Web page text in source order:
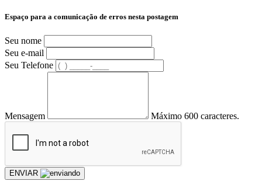
Espaço para a comunicação de erros nesta postagem
Seu nome
Seu e-mail
Seu Telefone
Mensagem Máximo 600 caracteres.
ENVIAR